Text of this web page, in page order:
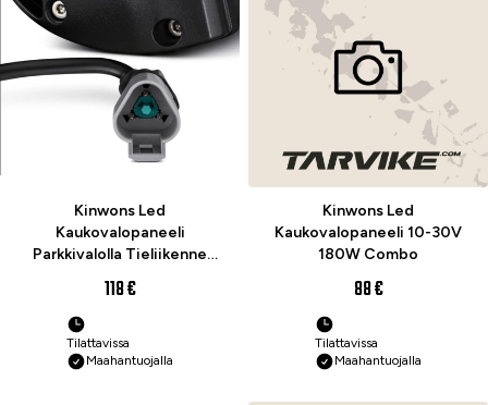
Kinwons Led
Kaukovalopaneeli
Parkkivalolla Tieliikenne
118 €
Tilattavissa
Maahantuojalla
Kinwons Led
Kaukovalopaneeli 10-30V
180W Combo
88 €
Tilattavissa
Maahantuojalla